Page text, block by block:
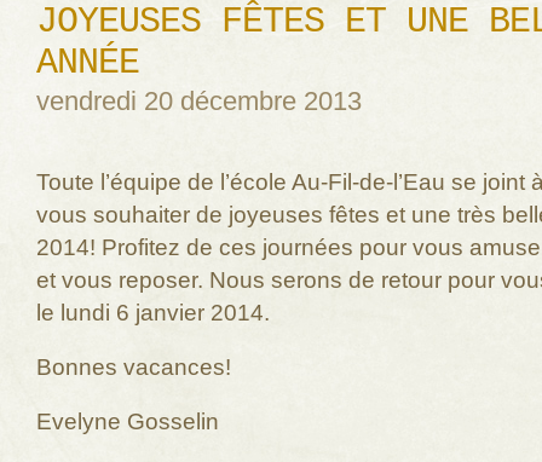
JOYEUSES FÊTES ET UNE
ANNÉE
vendredi 20 décembre 2013
Toute l’équipe de l’école Au-Fil-de-l’Eau se joint
vous souhaiter de joyeuses fêtes et une très
2014! Profitez de ces journées pour vous
et vous reposer. Nous serons de retour pour
le lundi 6 janvier 2014.
Bonnes vacances!
Evelyne Gosselin